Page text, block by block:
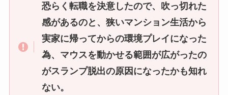
恐らく転職を決意したので、吹っ切れた
感があるのと、狭いマンション生活から
実家に帰ってからの環境プレイになった
為、マウスを動かせる範囲が広がったの
がスランプ脱出の原因になったかも知れ
ない。